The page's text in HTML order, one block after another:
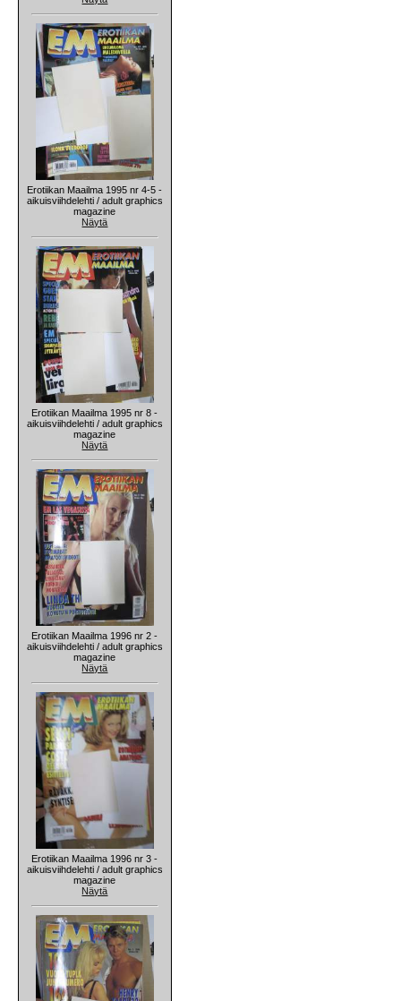
Erotiikan Maailma 1995 nr 4-5 -
aikuisviihdelehti / adult graphics
magazine
Näytä
Erotiikan Maailma 1995 nr 8 -
aikuisviihdelehti / adult graphics
magazine
Näytä
Erotiikan Maailma 1996 nr 2 -
aikuisviihdelehti / adult graphics
magazine
Näytä
Erotiikan Maailma 1996 nr 3 -
aikuisviihdelehti / adult graphics
magazine
Näytä